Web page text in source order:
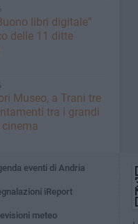
libri digitale”
delle 11 ditte
Museo, a Trani tre
tra i grandi
eventi di Andria
iReport
meteo